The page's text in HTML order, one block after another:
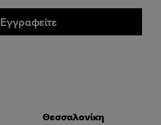
Εγγραφείτε
Θεσσαλονίκη